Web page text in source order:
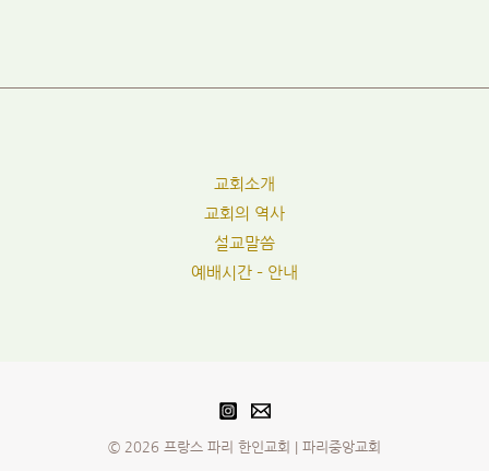
교회소개
교회의 역사
설교말씀
예배시간 – 안내
© 2026 프랑스 파리 한인교회 | 파리중앙교회